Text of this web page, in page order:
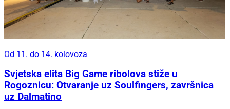
Od 11. do 14. kolovoza
Svjetska elita Big Game ribolova stiže u
Rogoznicu: Otvaranje uz Soulfingers, završnica
uz Dalmatino